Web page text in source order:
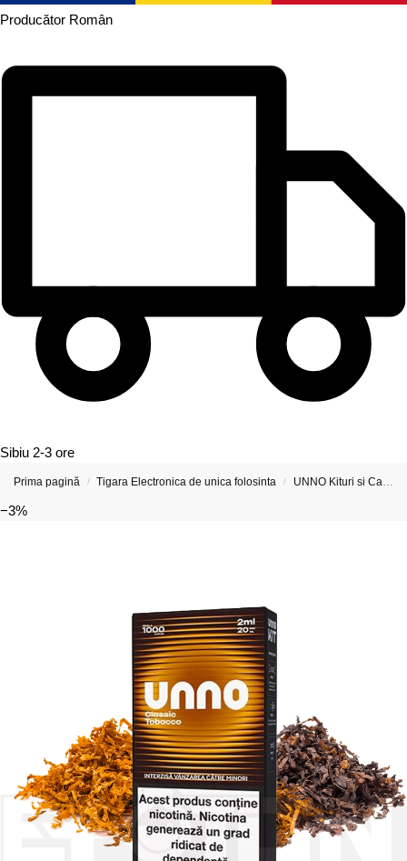
Producător Român
Sibiu 2-3 ore
Prima pagină / Tigara Electronica de unica folosinta / UNNO Kituri si Capsule preumplute
−3%